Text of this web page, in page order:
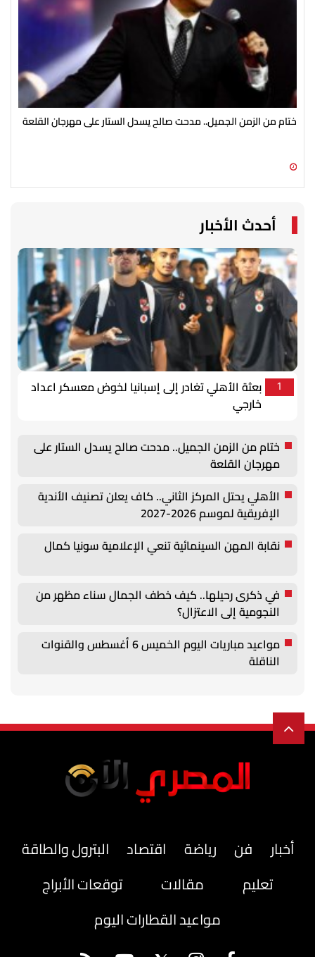
ختام من الزمن الجميل.. مدحت صالح يسدل الستار على مهرجان القلعة
أحدث الأخبار
1
بعثة الأهلي تغادر إلى إسبانيا لخوض معسكر اعداد
خارجي
ختام من الزمن الجميل.. مدحت صالح يسدل الستار على
مهرجان القلعة
الأهلي يحتل المركز الثاني.. كاف يعلن تصنيف الأندية
الإفريقية لموسم 2026-2027
نقابة المهن السينمائية تنعي الإعلامية سونيا كمال
في ذكرى رحيلها.. كيف خطف الجمال سناء مظهر من
النجومية إلى الاعتزال؟
مواعيد مباريات اليوم الخميس 6 أغسطس والقنوات
الناقلة
أخبار فن رياضة اقتصاد
البترول والطاقة
تعليم
مقالات
توقعات الأبراج
مواعيد القطارات اليوم